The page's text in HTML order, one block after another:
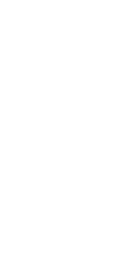
ずかしくないように頑張りたいと思